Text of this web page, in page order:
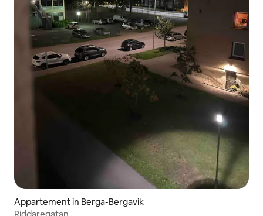
Appartement in Berga-Bergavik